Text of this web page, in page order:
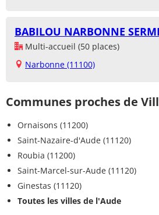
BABILOU NARBONNE
Multi-accueil (50 places)
Narbonne (11100)
Communes proches de
Ornaisons (11200)
Saint-Nazaire-d'Aude (11120)
Roubia (11200)
Saint-Marcel-sur-Aude (11120)
Ginestas (11120)
Toutes les villes de l'Aude